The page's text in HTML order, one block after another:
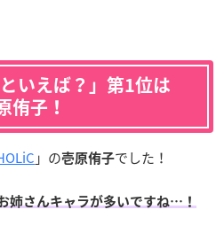
いえば？」第1位は
侑子！
」の壱原侑子でした！
姉さんキャラが多いですね…！